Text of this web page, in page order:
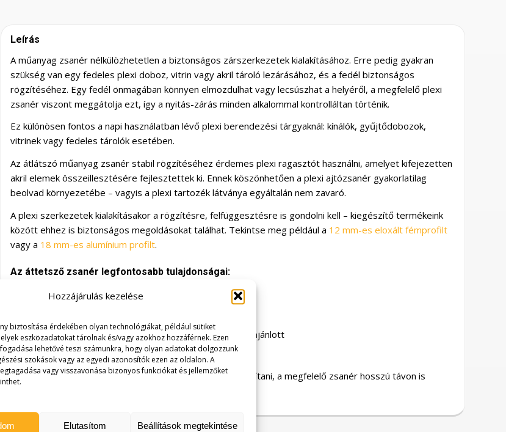
Hozzájárulás kezelése
biztosítása érdekében olyan technológiákat, például sütiket
eszközadatokat tárolnak és/vagy azokhoz hozzáférnek. Ezen
lehetővé teszi számunkra, hogy olyan adatokat dolgozzunk
szokások vagy az egyedi azonosítók ezen az oldalon. A
vagy visszavonása bizonyos funkciókat és jellemzőket
Elutasítom Beállítások megtekintése
Leírás
A műanyag zsanér nélkülözhetetlen a biztonságos zárszerkezetek kialakításához. Erre pedig gyakran
szükség van egy fedeles plexi doboz, vitrin vagy akril tároló lezárásához, és a fedél biztonságos
rögzítéséhez. Egy fedél önmagában könnyen elmozdulhat vagy lecsúszhat a helyéről, a megfelelő plexi
zsanér viszont meggátolja ezt, így a nyitás-zárás minden alkalommal kontrolláltan történik.
Ez különösen fontos a napi használatban lévő plexi berendezési tárgyaknál: kínálók, gyűjtődobozok,
vitrinek vagy fedeles tárolók esetében.
Az átlátszó műanyag zsanér stabil rögzítéséhez érdemes plexi ragasztót használni, amelyet kifejezetten
akril elemek összeillesztésére fejlesztettek ki. Ennek köszönhetően a plexi ajtózsanér gyakorlatilag
beolvad környezetébe – vagyis a plexi tartozék látványa egyáltalán nem zavaró.
A plexi szerkezetek kialakításakor a rögzítésre, felfüggesztésre is gondolni kell – kiegészítő termékeink
között ehhez is biztonságos megoldásokat találhat. Tekintse meg például a 12 mm-es eloxált fémprofilt
vagy a 18 mm-es alumínium profilt.
Az áttetsző zsanér legfontosabb tulajdonságai:
plexi ragasztóval rögzíthető
Mérete: 45 × 40 mm
plexi dobozokhoz, vitrinekhez és nyitható fedelekhez ajánlott
könnyű, mégis stabil műanyag szerelvény
Ha nyitható plexi szerkezetet szeretne kialakítani vagy javítani, a megfelelő zsanér hosszú távon is